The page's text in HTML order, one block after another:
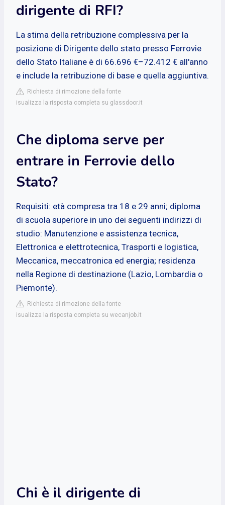
dirigente di RFI?
La stima della retribuzione complessiva per la
posizione di Dirigente dello stato presso Ferrovie
dello Stato Italiane è di 66.696 €–72.412 € all'anno
e include la retribuzione di base e quella aggiuntiva.
Richiesta di rimozione della fonte
isualizza la risposta completa su glassdoor.it
Che diploma serve per
entrare in Ferrovie dello
Stato?
Requisiti: età compresa tra 18 e 29 anni; diploma
di scuola superiore in uno dei seguenti indirizzi di
studio: Manutenzione e assistenza tecnica,
Elettronica e elettrotecnica, Trasporti e logistica,
Meccanica, meccatronica ed energia; residenza
nella Regione di destinazione (Lazio, Lombardia o
Piemonte).
Richiesta di rimozione della fonte
isualizza la risposta completa su wecanjob.it
Chi è il dirigente di